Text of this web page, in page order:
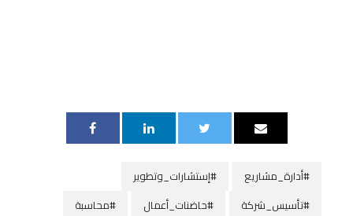
#أدارة_مشاريع
#إستشارات_وتطوير
#تأسيس_شركة
#حاضنات_أعمال
#محاسبة